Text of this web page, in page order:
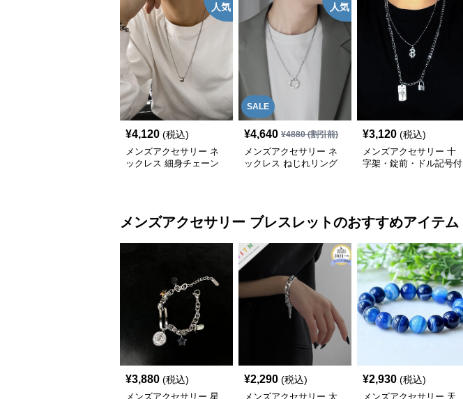
人気
¥4,120 (税込)
メンズアクセサリー ネ
ックレス 細身チェーン
SALE
人気
¥4,640 ¥4880(割引前)
メンズアクセサリー ネ
ックレス ねじれリング
¥3,120 (税込)
メンズアクセサリー 十
字架・錠前・ドル記号付
メンズアクセサリー ブレスレットのおすすめアイテム
¥3,880 (税込)
メンズアクセサリー 星
¥2,290 (税込)
メンズアクセサリー 太
¥2,930 (税込)
メンズアクセサリー 天